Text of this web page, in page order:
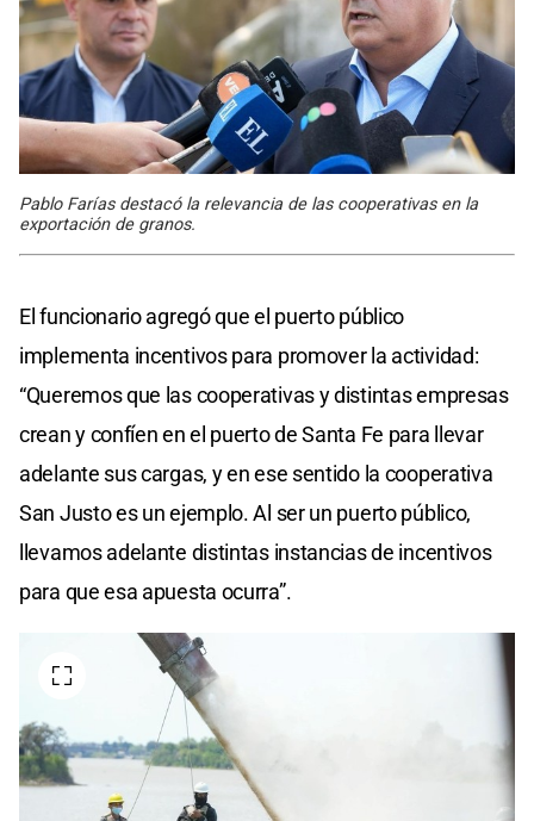
Pablo Farías destacó la relevancia de las cooperativas en la
exportación de granos.
El funcionario agregó que el puerto público
implementa incentivos para promover la actividad:
“Queremos que las cooperativas y distintas empresas
crean y confíen en el puerto de Santa Fe para llevar
adelante sus cargas, y en ese sentido la cooperativa
San Justo es un ejemplo. Al ser un puerto público,
llevamos adelante distintas instancias de incentivos
para que esa apuesta ocurra”.